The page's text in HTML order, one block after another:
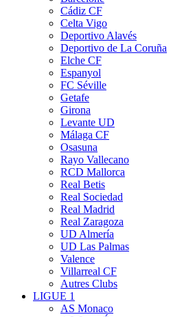
Cádiz CF
Celta Vigo
Deportivo Alavés
Deportivo de La Coruña
Elche CF
Espanyol
FC Séville
Getafe
Girona
Levante UD
Málaga CF
Osasuna
Rayo Vallecano
RCD Mallorca
Real Betis
Real Sociedad
Real Madrid
Real Zaragoza
UD Almería
UD Las Palmas
Valence
Villarreal CF
Autres Clubs
LIGUE 1
AS Monaco